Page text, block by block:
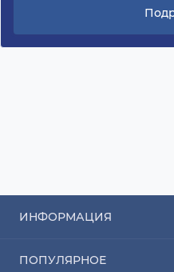
ИНФОРМАЦИЯ
Оплата
ПОПУЛЯРНОЕ